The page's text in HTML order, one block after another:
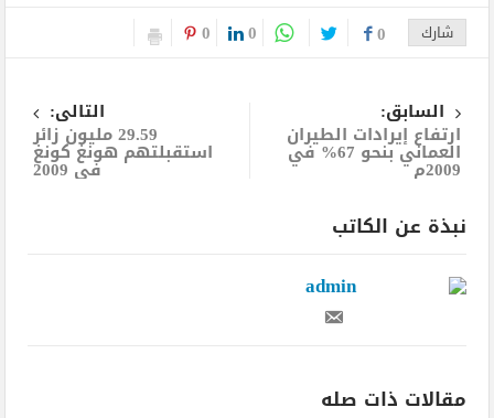
شارك 0
0
0
السابق:
ارتفاع إيرادات الطيران
العماني بنحو 67% في
2009م
التالى:
29.59 مليون زائر
استقبلتهم هونغ كونغ
في 2009
نبذة عن الكاتب
admin
مقالات ذات صله